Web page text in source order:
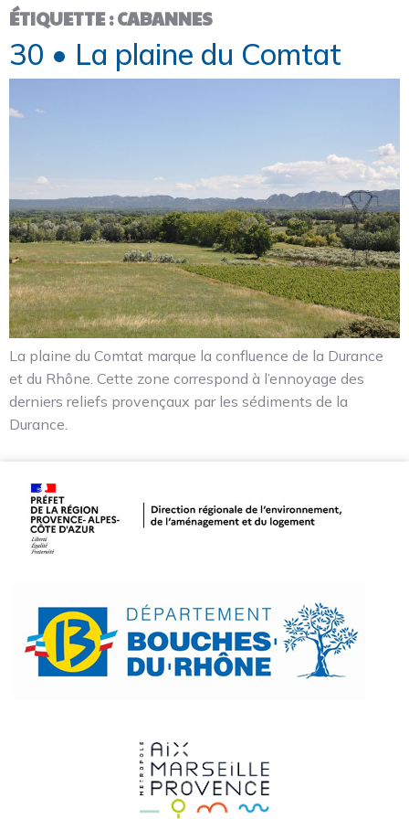
ÉTIQUETTE :CABANNES
30 • La plaine du Comtat
La plaine du Comtat marque la confluence de la Durance
et du Rhône. Cette zone correspond à l’ennoyage des
derniers reliefs provençaux par les sédiments de la
Durance.